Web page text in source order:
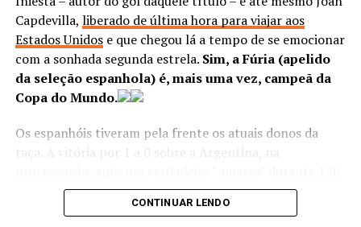
a abrir o placar com Rodolfo, mas o Leão ficou com a
vitória final graças a gols de Willian Oliveira (contra) e
Daniel Felipe.
Capdevilla, liberado de última hora para viajar aos
Estados Unidose que chegou lá a tempo de se emocionar
com a sonhada segunda estrela. Sim, a Fúria (apelido
da seleção espanhola) é, mais uma vez, campeã da
Copa do Mundo.
Os espanhóis tiveram pela frente os atuais donos da
taça. A vitória por 1 a 0 sobre a Argentina, na
minutos de jogo, colocou a seleção europeia no grupo
seleto de bicampeões mundiais, que também tem
CONTINUAR LENDO